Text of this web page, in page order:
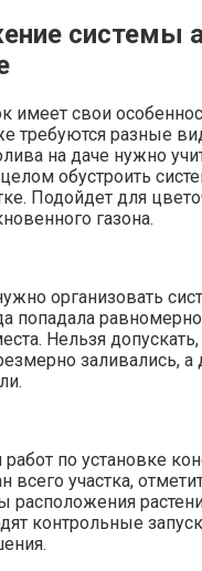
системы
имеет свои
требуются разные
на даче нужно
обустроить
Подойдет для
газона.
организовать
попадала
Нельзя
заливались, а
по установке
всего участка,
расположения
контрольные